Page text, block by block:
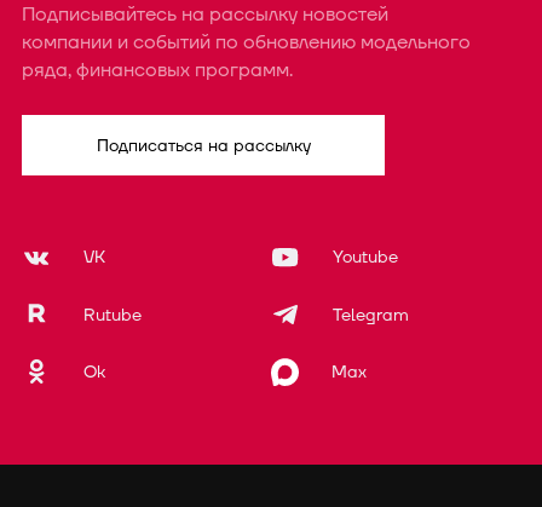
Подписывайтесь на рассылку новостей
компании и событий по обновлению модельного
ряда, финансовых программ.
Подписаться на рассылку
VK Youtube
Rutube Telegram
Ok Max